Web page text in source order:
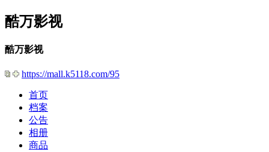
酷万影视
酷万影视
https://mall.k5118.com/95
首页
档案
公告
相册
商品